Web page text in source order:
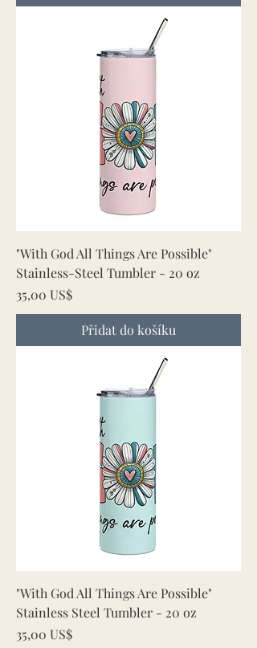
"With God All Things Are Possible"
Stainless-Steel Tumbler - 20 oz
Cena
35,00 US$
Přidat do košíku
"With God All Things Are Possible"
Stainless Steel Tumbler - 20 oz
Cena
35,00 US$